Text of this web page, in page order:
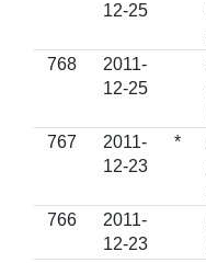
12-25
768
2011-
12-25
767
2011-
12-23
*
766
2011-
12-23